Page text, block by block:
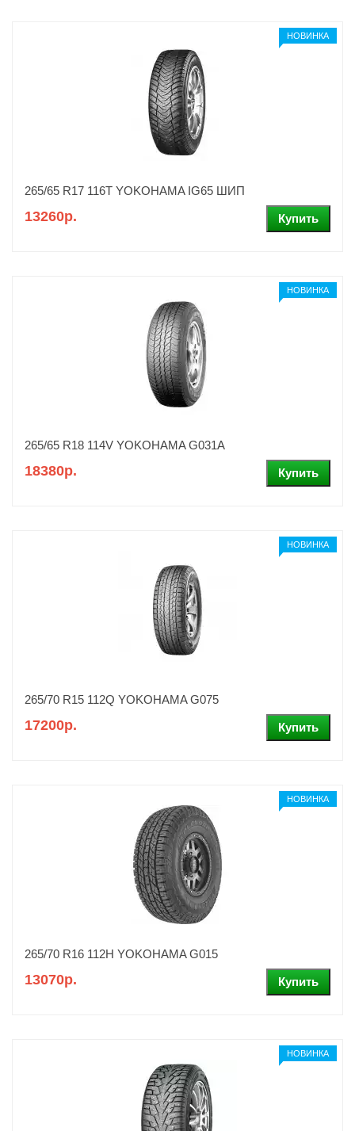
НОВИНКА
265/65 R17 116T YOKOHAMA IG65 ШИП
13260р.
НОВИНКА
265/65 R18 114V YOKOHAMA G031A
18380р.
НОВИНКА
265/70 R15 112Q YOKOHAMA G075
17200р.
НОВИНКА
265/70 R16 112H YOKOHAMA G015
13070р.
НОВИНКА